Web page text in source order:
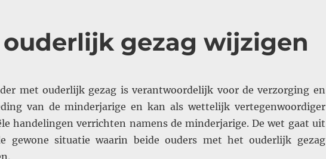
gezag wijzigen
met ouderlijk gezag is verantwoordelijk voor de verzorging en
van de minderjarige en kan als wettelijk vertegenwoordiger
handelingen verrichten namens de minderjarige. De wet gaat uit
gewone situatie waarin beide ouders met het ouderlijk gezag